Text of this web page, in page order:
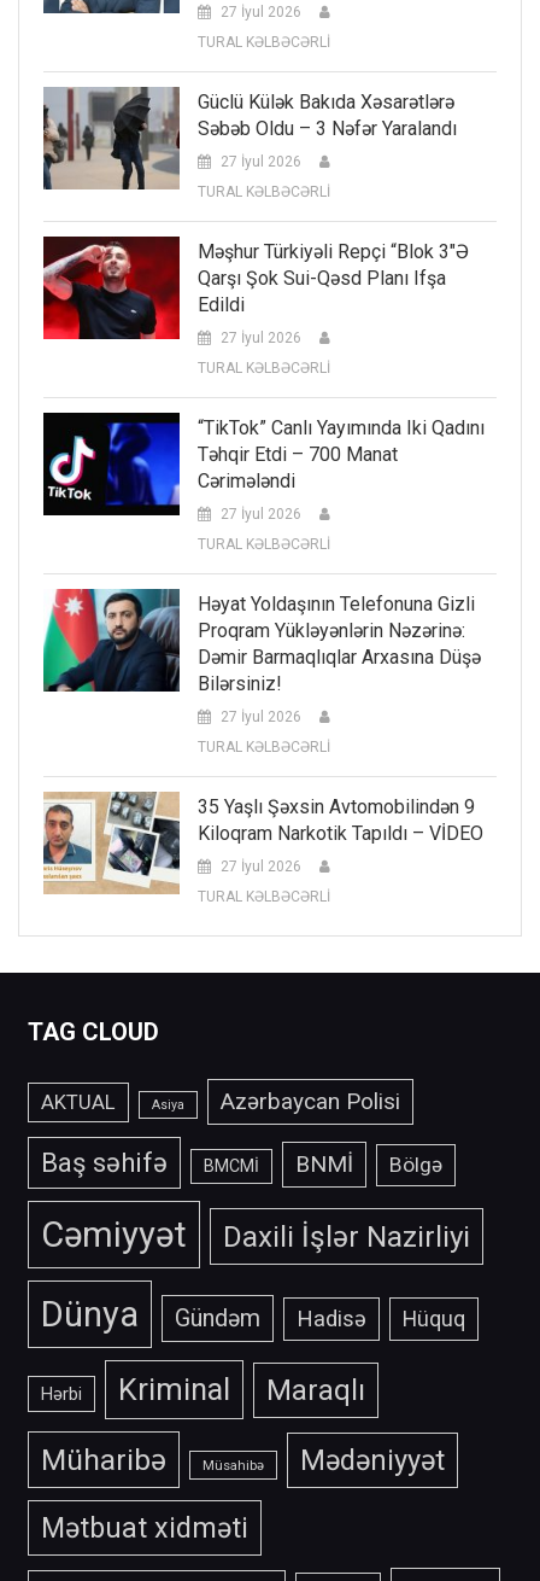
27 İyul 2026
TURAL KƏLBƏCƏRLİ
Güclü Külək Bakıda Xəsarətlərə
Səbəb Oldu – 3 Nəfər Yaralandı
27 İyul 2026
TURAL KƏLBƏCƏRLİ
Məşhur Türkiyəli Repçi “Blok 3″ə
Qarşı Şok Sui-Qəsd Planı Ifşa
Edildi
27 İyul 2026
TURAL KƏLBƏCƏRLİ
“TikTok” Canlı Yayımında Iki Qadını
Təhqir Etdi – 700 Manat
Cərimələndi
27 İyul 2026
TURAL KƏLBƏCƏRLİ
Həyat Yoldaşının Telefonuna Gizli
Proqram Yükləyənlərin Nəzərinə:
Dəmir Barmaqlıqlar Arxasına Düşə
Bilərsiniz!
27 İyul 2026
TURAL KƏLBƏCƏRLİ
35 Yaşlı Şəxsin Avtomobilindən 9
Kiloqram Narkotik Tapıldı – VİDEO
27 İyul 2026
TURAL KƏLBƏCƏRLİ
TAG CLOUD
AKTUAL Asiya Azərbaycan Polisi
Baş səhifə BMCMİ BNMİ Bölgə
Cəmiyyət Daxili İşlər Nazirliyi
Dünya Gündəm Hadisə Hüquq
Hərbi Kriminal Maraqlı
Müharibə Müsahibə
Mədəniyyət
Mətbuat xidməti